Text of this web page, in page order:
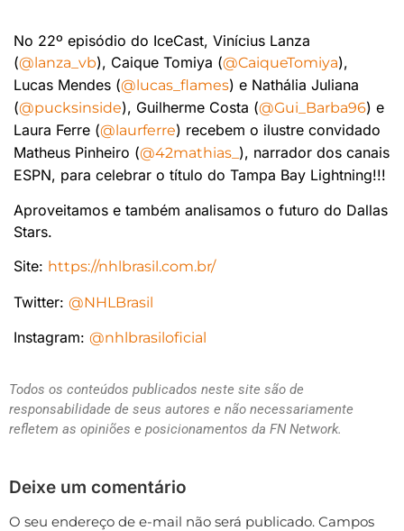
No 22º episódio do IceCast, Vinícius Lanza
(@lanza_vb), Caique Tomiya (@CaiqueTomiya),
Lucas Mendes (@lucas_flames) e Nathália Juliana
(@pucksinside), Guilherme Costa (@Gui_Barba96) e
Laura Ferre (@laurferre) recebem o ilustre convidado
Matheus Pinheiro (@42mathias_ ), narrador dos canais
ESPN, para celebrar o título do Tampa Bay Lightning!!!
Aproveitamos e também analisamos o futuro do Dallas
Stars.
Site: https://nhlbrasil.com.br/
Twitter: @NHLBrasil
Instagram: @nhlbrasiloficial
Todos os conteúdos publicados neste site são de
responsabilidade de seus autores e não necessariamente
refletem as opiniões e posicionamentos da FN Network.
Deixe um comentário
O seu endereço de e-mail não será publicado. Campos